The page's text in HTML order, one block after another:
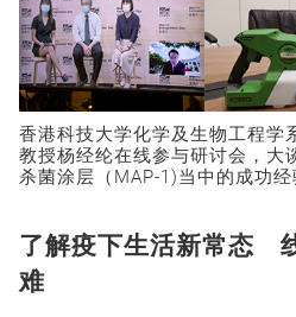
香港科技大学化学及生物工程学
教授杨经纶在线参与研讨会，大
杀菌涂层（MAP-1)当中的成功经
了解疫下生活新常态
难